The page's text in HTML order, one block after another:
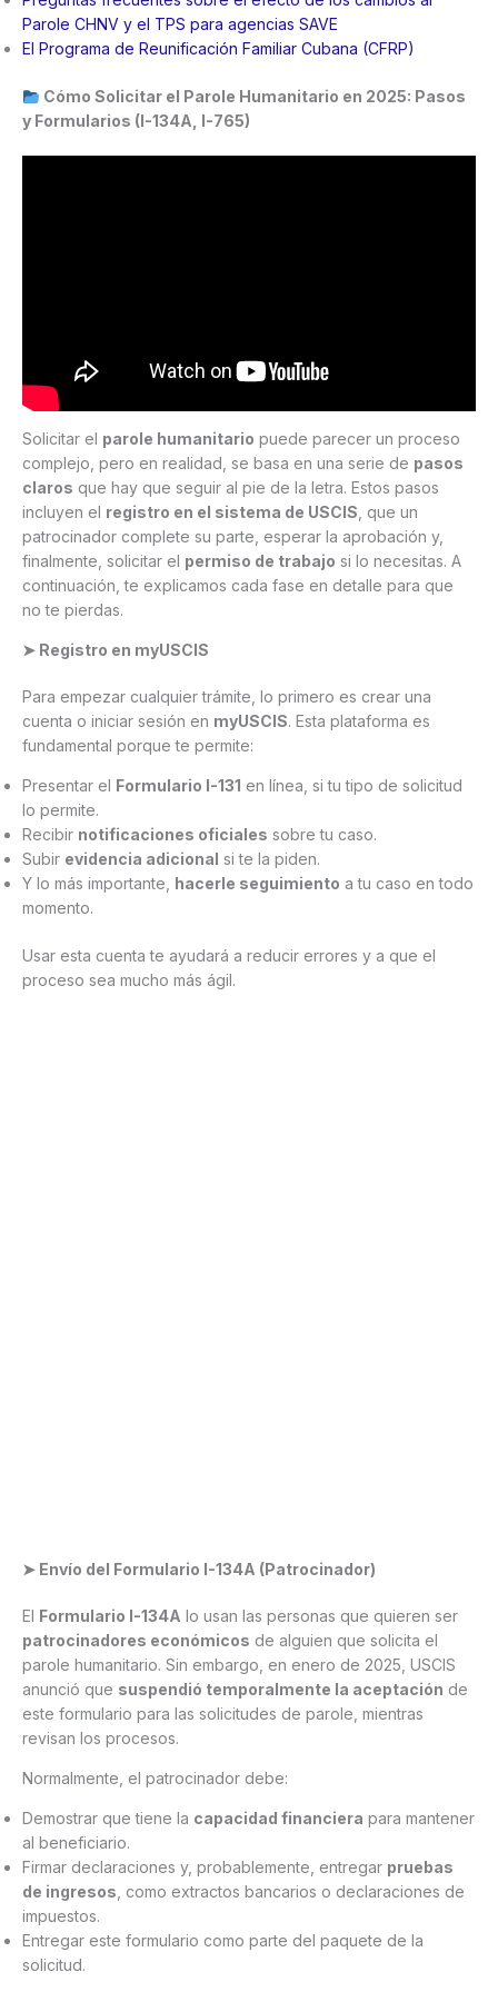
Parole CHNV y el TPS para agencias SAVE
El Programa de Reunificación Familiar Cubana (CFRP)
Cómo Solicitar el Parole Humanitario en 2025: Pasos
y Formularios (I-134A, I-765)
Solicitar el parole humanitario puede parecer un proceso
complejo, pero en realidad, se basa en una serie de pasos
claros que hay que seguir al pie de la letra. Estos pasos
incluyen el registro en el sistema de USCIS , que un
patrocinador complete su parte, esperar la aprobación y,
finalmente, solicitar el permiso de trabajo si lo necesitas. A
continuación, te explicamos cada fase en detalle para que
no te pierdas.
➤ Registro en myUSCIS
Para empezar cualquier trámite, lo primero es crear una
cuenta o iniciar sesión en myUSCIS. Esta plataforma es
fundamental porque te permite:
Presentar el Formulario I-131 en línea, si tu tipo de solicitud
lo permite.
Recibir notificaciones oficiales sobre tu caso.
Subir evidencia adicional si te la piden.
Y lo más importante, hacerle seguimiento a tu caso en todo
momento.
Usar esta cuenta te ayudará a reducir errores y a que el
proceso sea mucho más ágil.
➤ Envío del Formulario I-134A (Patrocinador)
El Formulario I-134A lo usan las personas que quieren ser
patrocinadores económicos de alguien que solicita el
parole humanitario. Sin embargo, en enero de 2025, USCIS
anunció que suspendió temporalmente la aceptación de
este formulario para las solicitudes de parole, mientras
revisan los procesos.
Normalmente, el patrocinador debe:
Demostrar que tiene la capacidad financiera para mantener
al beneficiario.
Firmar declaraciones y, probablemente, entregar pruebas
de ingresos , como extractos bancarios o declaraciones de
impuestos.
Entregar este formulario como parte del paquete de la
solicitud.